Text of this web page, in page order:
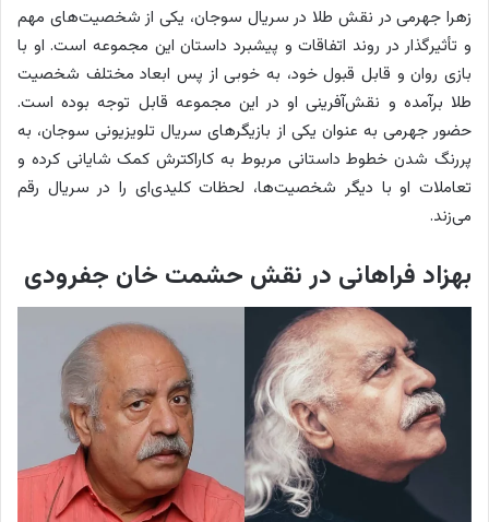
ش
ش
ه
ی
ن
،
ه
م
ر
زهرا جهرمی در نقش طلا در سریال سوجان، یکی از شخصیت‌های مهم
و تأثیرگذار در روند اتفاقات و پیشبرد داستان این مجموعه است. او با
بازی روان و قابل قبول خود، به خوبی از پس ابعاد مختلف شخصیت
طلا برآمده و نقش‌آفرینی او در این مجموعه قابل توجه بوده است.
حضور جهرمی به عنوان یکی از بازیگرهای سریال تلویزیونی سوجان، به
پررنگ شدن خطوط داستانی مربوط به کاراکترش کمک شایانی کرده و
تعاملات او با دیگر شخصیت‌ها، لحظات کلیدی‌ای را در سریال رقم
می‌زند.
بهزاد فراهانی در نقش حشمت خان جفرودی